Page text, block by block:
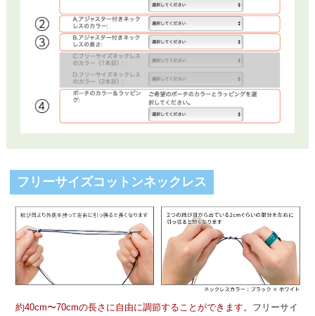
フリーサイズコットンネックレス
約40cm〜70cmの長さに自由に調節することができます。 フリーサイ